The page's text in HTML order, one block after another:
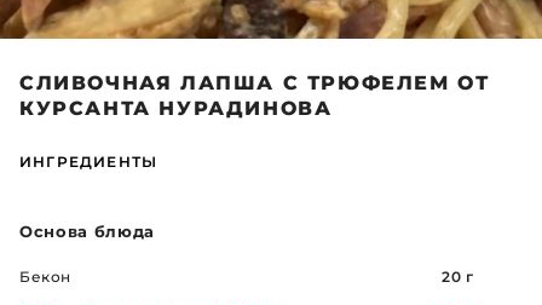
СЛИВОЧНАЯ ЛАПША С ТРЮФЕЛЕМ ОТ
КУРСАНТА НУРАДИНОВА
ИНГРЕДИЕНТЫ
Основа блюда
Бекон 20 г